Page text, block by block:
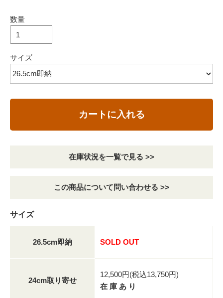
数量
サイズ
カートに入れる
在庫状況を一覧で見る >>
この商品について問い合わせる >>
サイズ
26.5cm即納 SOLD OUT
24cm取り寄せ
12,500円(税込13,750円)
在 庫 あ り